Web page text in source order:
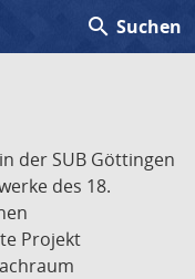
search Suchen
der SUB Göttingen
des 18.
Projekt